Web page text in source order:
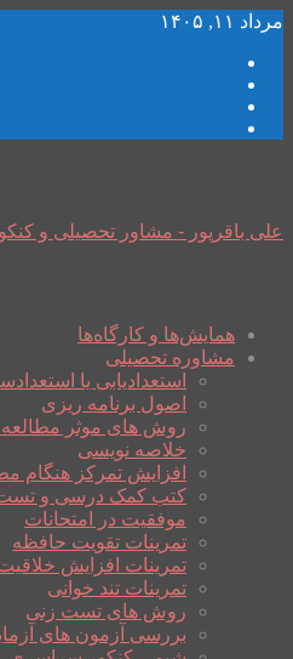
مرداد ۱۱, ۱۴۰۵
علی باقرپور - مشاور تحصیلی و
همایش‌ها و کارگاه‌ها
مشاوره تحصیلی
استعدادیابی یا
اصول برنامه ریزی
روش های موثر مطالعه
خلاصه نویسی
افزایش تمرکز هنگام
کتب کمک درسی و
موفقیت در امتحانات
تمرینات تقویت حافظه
تمرینات افزایش
تمرینات تند خوانی
روش های تست زنی
بررسی آزمون های